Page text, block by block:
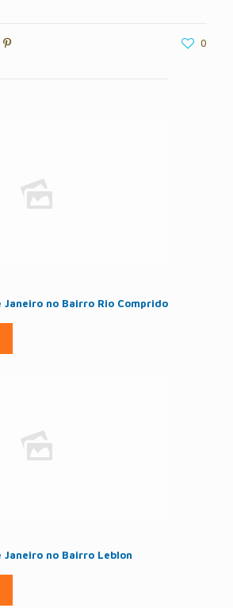
0
Janeiro no Bairro Rio Comprido
Janeiro no Bairro Leblon